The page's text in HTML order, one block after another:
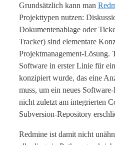
Grundsätzlich kann man
Projekttypen nutzen:
Dokumentenablage oder
Tracker) sind elementare
Projektmanagement-Lösung.
Software in erster Linie für
konzipiert wurde, das eine
muss, um ein neues
nicht zuletzt am integrierten
Subversion-Repository
Redmine ist damit nicht